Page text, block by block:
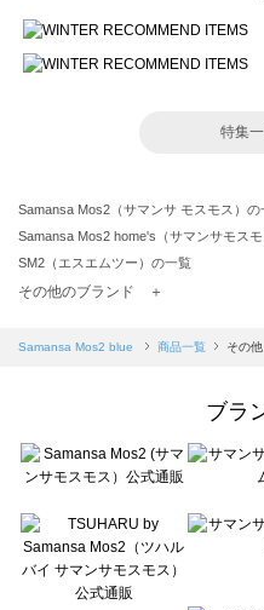
特集
Samansa Mos2（サマンサ モスモス）の
Samansa Mos2 home's（サマンサモス
SM2（エスエムツー）の一覧
TSUHARU by Samansa Mos2（ツハル
Samansa Mos2 blue（サマンサモスモス
Te chichi（テチチ）の一覧
Te chichi CLASSIC（テチチ クラシック
Lugnoncure（ルノンキュール）の一覧
BETTY'S BLUE（べティーズブルー）の
Wpc.（ワールドパーティー）の一覧
その他のブランド ＋
Samansa Mos2 blue 商品一覧 その他
ブラ